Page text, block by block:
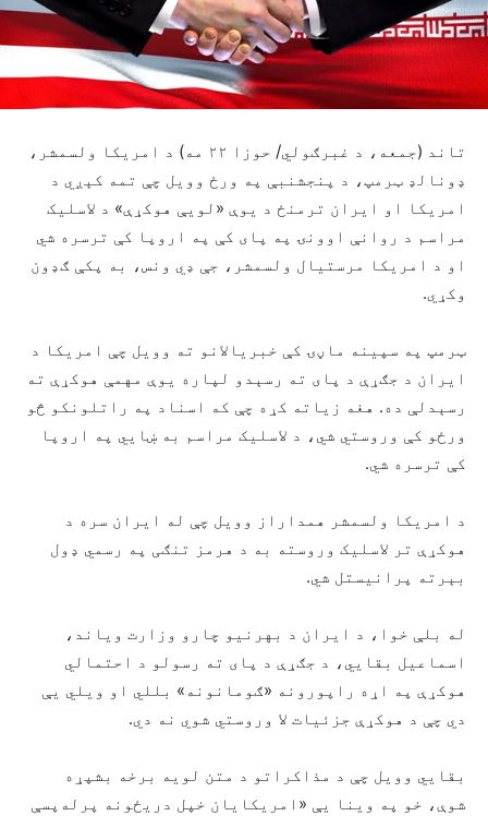
تاند (جمعه، د غبرګولي/ حوزا ۲۲ مه) د امریکا ولسمشر،
ډونالډ ټرمپ، د پنجشنبې په ورځ وویل چې تمه کېږي د
امریکا او ایران ترمنځ د یوې «لویې هوکړې» د لاسلیک
مراسم د روانې اوونۍ په پای کې په اروپا کې ترسره شي
او د امریکا مرستیال ولسمشر، جې ډي ونس، به پکې ګډون
وکړي.
ټرمپ په سپینه ماڼۍ کې خبریالانو ته وویل چې امریکا د
ایران د جګړې د پای ته رسېدو لپاره یوې مهمې هوکړې ته
رسېدلې ده. هغه زیاته کړه چې که اسناد په راتلونکو څو
ورځو کې وروستي شي، د لاسلیک مراسم به ښايي په اروپا
کې ترسره شي.
د امریکا ولسمشر همداراز وویل چې له ایران سره د
هوکړې تر لاسلیک وروسته به د هرمز تنګی په رسمي ډول
بېرته پرانیستل شي.
له بلې خوا، د ایران د بهرنیو چارو وزارت ویاند،
اسماعیل بقايي، د جګړې د پای ته رسولو د احتمالي
هوکړې په اړه راپورونه «ګومانونه» بللي او ویلي یې
دي چې د هوکړې جزئیات لا وروستي شوي نه دي.
بقایي وویل چې د مذاکراتو د متن لویه برخه بشپړه
شوې، خو په وینا یې «امریکایان خپل دریځونه پرله‌پسې